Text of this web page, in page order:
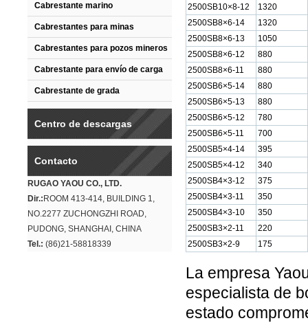
Cabrestante marino
Cabrestantes para minas
Cabrestantes para pozos mineros
Cabrestante para envío de carga
Cabrestante de grada
Centro de descargas
Contacto
RUGAO YAOU CO., LTD.
Dir.: ROOM 413-414, BUILDING 1,
NO.2277 ZUCHONGZHI ROAD,
PUDONG, SHANGHAI, CHINA
Tel.: (86)21-58818339
2500SB10×8-12
1320
2500SB8×6-14
1320
2500SB8×6-13
1050
2500SB8×6-12
880
2500SB8×6-11
880
2500SB6×5-14
880
2500SB6×5-13
880
2500SB6×5-12
780
2500SB6×5-11
700
2500SB5×4-14
395
2500SB5×4-12
340
2500SB4×3-12
375
2500SB4×3-11
350
2500SB4×3-10
350
2500SB3×2-11
220
2500SB3×2-9
175
La empresa
especialista de
estado